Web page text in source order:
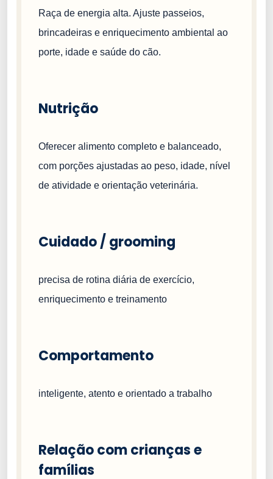
Raça de energia alta. Ajuste passeios,
brincadeiras e enriquecimento ambiental ao
porte, idade e saúde do cão.
Nutrição
Oferecer alimento completo e balanceado,
com porções ajustadas ao peso, idade, nível
de atividade e orientação veterinária.
Cuidado / grooming
precisa de rotina diária de exercício,
enriquecimento e treinamento
Comportamento
inteligente, atento e orientado a trabalho
Relação com crianças e
famílias